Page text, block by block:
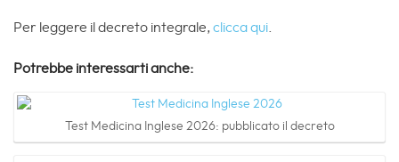
Per leggere il decreto integrale, clicca qui
Potrebbe interessarti anche:
Test Medicina Inglese 2026: pubblicato il decreto